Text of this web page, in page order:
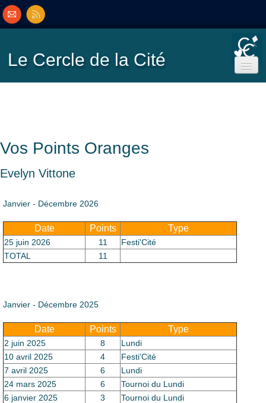
Le Cercle de la Cité
Classement
Vos Points Oranges
Evelyn Vittone
Janvier - Décembre 2026
Date Points Type
25 juin 2026 11
Festi'Cité
TOTAL
11
Janvier - Décembre 2025
Date Points Type
2 juin 2025 8
Lundi
10 avril 2025
4
Festi'Cité
7 avril 2025
6
Lundi
24 mars 2025
6
Tournoi du Lundi
6 janvier 2025
3
Tournoi du Lundi